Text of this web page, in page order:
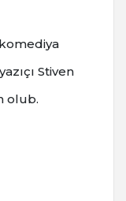
Stiven
olub.